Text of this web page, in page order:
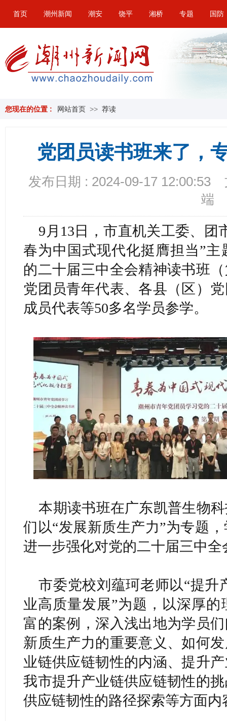
首页 潮州新闻 潮安 饶平 湘桥 专题 国防
您现在的位置 : 网站首页 >> 荐读
党团员读书班来了，
发布日期 : 2024-09-17 12:00:53
端
9月13日，市直机关工委、团
春为中国式现代化挺膺担当”
的二十届三中全会精神读书班
党团员青年代表、各县（区）
成员代表等50多名学员参学。
本期读书班在广东凯普生物
们以“发展新质生产力”为专题
进一步强化对党的二十届三中
市委党校刘蕴珂老师以“提升
业高质量发展”为题，以深厚
富的案例，深入浅出地为学员
新质生产力的重要意义、如何
业链供应链韧性的内涵、提升
我市提升产业链供应链韧性的
供应链韧性的路径探索等方面